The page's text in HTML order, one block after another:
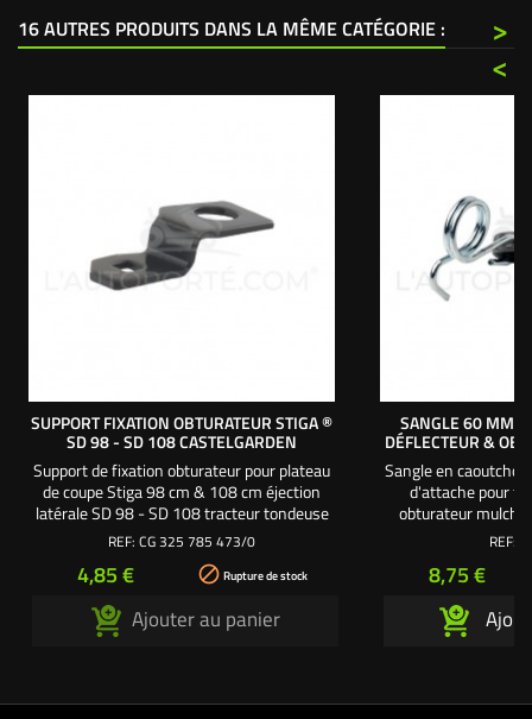
16 AUTRES PRODUITS DANS LA MÊME CATÉGORIE :
>
<
SUPPORT FIXATION OBTURATEUR STIGA ®
SD 98 - SD 108 CASTELGARDEN
Support de fixation obturateur pour plateau
de coupe Stiga 98 cm & 108 cm éjection
latérale SD 98 - SD 108 tracteur tondeuse
autoportée. Se monte sur les
Castelgarden Stiga ® - GGP - Honda -
Viking. Référence origine : 325785473/0.
REF: CG 325 785 473/0
Prix
4,85 €  Rupture de stock
Ajouter au panier
SANGLE 60 MM +
DÉFLECTEUR &
Sangle en
d'attache pour
obturateur
autoporté. Entraxe
fixation
REF:
Prix
8,75 €